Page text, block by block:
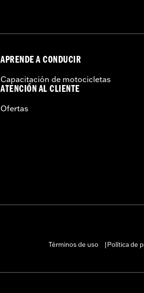
APRENDE A CONDUCIR
Capacitación de motocicletas
ATENCIÓN AL CLIENTE
Ofertas
Términos de uso
Política de